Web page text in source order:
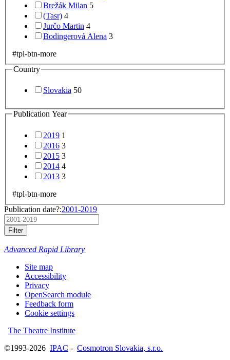
Brežák Milan 5
(Tasr) 4
Jurčo Martin 4
Bodingerová Alena 3
#tpl-btn-more
Country
Slovakia 50
Publication Year
2019 1
2016 3
2015 3
2014 4
2013 3
#tpl-btn-more
Publication date?:2001-2019
Filter
Advanced Rapid Library
Site map
Accessibility
Privacy
OpenSearch module
Feedback form
Cookie settings
The Theatre Institute
©1993-2026 IPAC - Cosmotron Slovakia, s.r.o.